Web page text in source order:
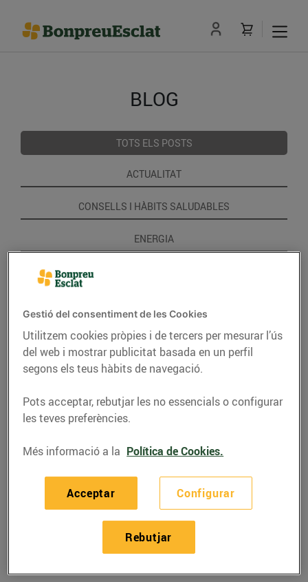
BLOG
TOTS ELS POSTS
ACTUALITAT
CONSELLS I HÀBITS SALUDABLES
ENERGIA
GASTRONOMIA I TRADICIONS
RECEPTES
Aperitius per compartir
Gestió del consentiment de les Cookies
Utilitzem cookies pròpies i de tercers per mesurar l’ús
del web i mostrar publicitat basada en un perfil
segons els teus hàbits de navegació.
Pots acceptar, rebutjar les no essencials o configurar
les teves preferències.
Més informació a la Política de Cookies.
Configurar
Rebutjar
Acceptar